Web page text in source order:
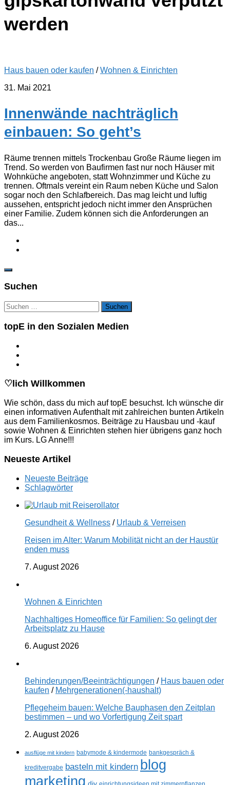
werden
Haus bauen oder kaufen /Wohnen & Einrichten
31. Mai 2021
Innenwände nachträglich
einbauen: So geht’s
Räume trennen mittels Trockenbau Große Räume liegen im
Trend. So werden von Baufirmen fast nur noch Häuser mit
Wohnküche angeboten, statt Wohnzimmer und Küche zu
trennen. Oftmals vereint ein Raum neben Küche und Salon
sogar noch den Schlafbereich. Das mag leicht und luftig
aussehen, entspricht jedoch nicht immer den Ansprüchen
einer Familie. Zudem können sich die Anforderungen an
das...
Suchen
Suchen
nach:
topE in den Sozialen Medien
♡lich Willkommen
Wie schön, dass du mich auf topE besuchst. Ich wünsche dir
einen informativen Aufenthalt mit zahlreichen bunten Artikeln
aus dem Familienkosmos. Beiträge zu Hausbau und -kauf
sowie Wohnen & Einrichten stehen hier übrigens ganz hoch
im Kurs. LG Anne!!!
Neueste Artikel
Neueste Beiträge
Schlagwörter
Gesundheit & Wellness / Urlaub & Verreisen
Reisen im Alter: Warum Mobilität nicht an der Haustür
enden muss
7. August 2026
Wohnen & Einrichten
Nachhaltiges Homeoffice für Familien: So gelingt der
Arbeitsplatz zu Hause
6. August 2026
Behinderungen/Beeinträchtigungen / Haus bauen oder
kaufen / Mehrgenerationen(-haushalt)
Pflegeheim bauen: Welche Bauphasen den Zeitplan
bestimmen – und wo Vorfertigung Zeit spart
2. August 2026
ausflüge mit kindern babymode & kindermode bankgespräch &
kreditvergabe basteln mit kindern blog
marketing